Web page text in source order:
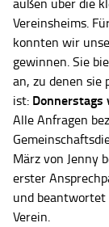
außen über die
Vereinsheims.
konnten wir
gewinnen. Sie
an, zu denen sie
ist:
Alle Anfragen
März von Jenny
erster
und beantwortet
Verein.